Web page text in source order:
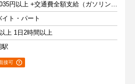
時給1035円以上 +交通費全額支給（ガソリン代も支給）
イト・パート
上 1日2時間以上
駅
接可